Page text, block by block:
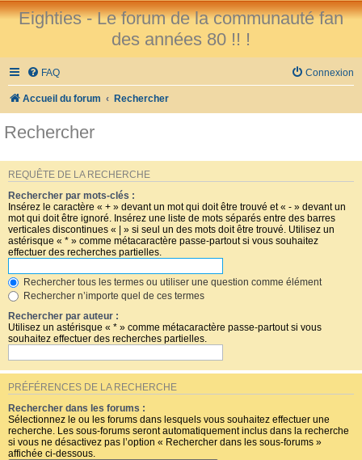
Eighties - Le forum de la communauté fan
des années 80 !! !
FAQ Connexion
Accueil du forum Rechercher
Rechercher
REQUÊTE DE LA RECHERCHE
Rechercher par mots-clés :
Insérez le caractère « + » devant un mot qui doit être trouvé et « - » devant un
mot qui doit être ignoré. Insérez une liste de mots séparés entre des barres
verticales discontinues « | » si seul un des mots doit être trouvé. Utilisez un
astérisque « * » comme métacaractère passe-partout si vous souhaitez
effectuer des recherches partielles.
Rechercher tous les termes ou utiliser une question comme élément
Rechercher n’importe quel de ces termes
Rechercher par auteur :
Utilisez un astérisque « * » comme métacaractère passe-partout si vous
souhaitez effectuer des recherches partielles.
PRÉFÉRENCES DE LA RECHERCHE
Rechercher dans les forums :
Sélectionnez le ou les forums dans lesquels vous souhaitez effectuer une
recherche. Les sous-forums seront automatiquement inclus dans la recherche
si vous ne désactivez pas l’option « Rechercher dans les sous-forums »
affichée ci-dessous.